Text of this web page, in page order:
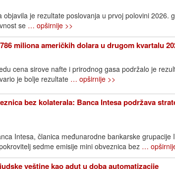
objavila je rezultate poslovanja u prvoj polovini 2026.
se … opširnije >>
miliona američkih dolara u drugom kvartalu
cena sirove nafte i prirodnog gasa podržalo je
je bolje rezultate … opširnije >>
bez kolaterala: Banca Intesa podržava
Intesa, članica međunarodne bankarske grupacije
sedme emisije mini obveznica bez …
veštine kao adut u doba automatizacije